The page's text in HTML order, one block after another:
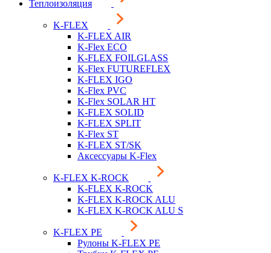
Теплоизоляция
K-FLEX
K-FLEX AIR
K-Flex ECO
K-FLEX FOILGLASS
K-Flex FUTUREFLEX
K-FLEX IGO
K-Flex PVC
K-Flex SOLAR HT
K-FLEX SOLID
K-FLEX SPLIT
K-Flex ST
K-FLEX ST/SK
Аксессуары K-Flex
K-FLEX K-ROCK
K-FLEX K-ROCK
K-FLEX K-ROCK ALU
K-FLEX K-ROCK ALU S
K-FLEX PE
Рулоны K-FLEX PE